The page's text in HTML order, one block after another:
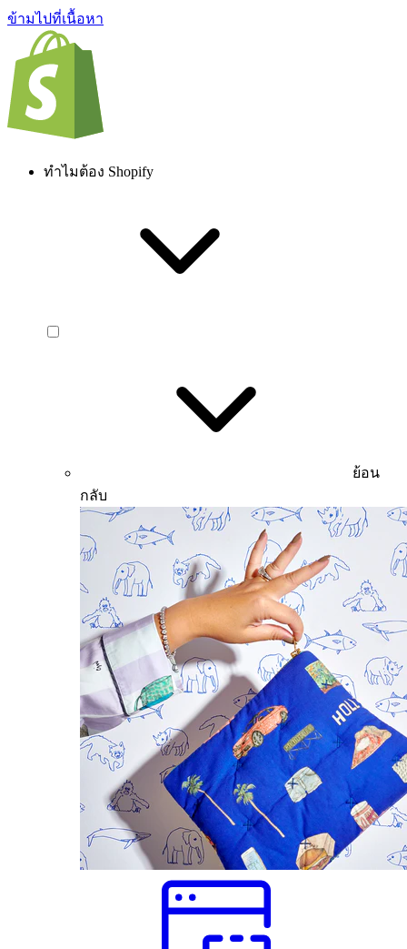
ข้ามไปที่เนื้อหา
ทำไมต้อง Shopify
ย้อน
กลับ